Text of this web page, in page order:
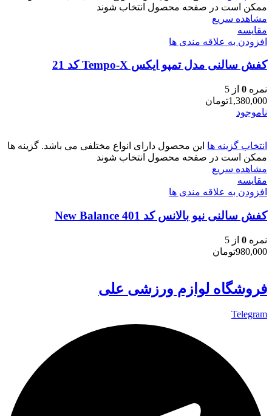
ممکن است در صفحه محصول انتخاب شوند
مشاهده سریع
مقایسه
افزودن به علاقه مندی ها
کفش سالنی مدل تمپو ایکس Tempo-X کد 21
نمره 0 از 5
1,380,000تومان
ناموجود
انتخاب گزینه ها این محصول دارای انواع مختلفی می باشد. گزینه ها
ممکن است در صفحه محصول انتخاب شوند
مشاهده سریع
مقایسه
افزودن به علاقه مندی ها
کفش سالنی نیو بالانس کد 401 New Balance
نمره 0 از 5
980,000تومان
فروشگاه لوازم ورزشی علی
Telegram